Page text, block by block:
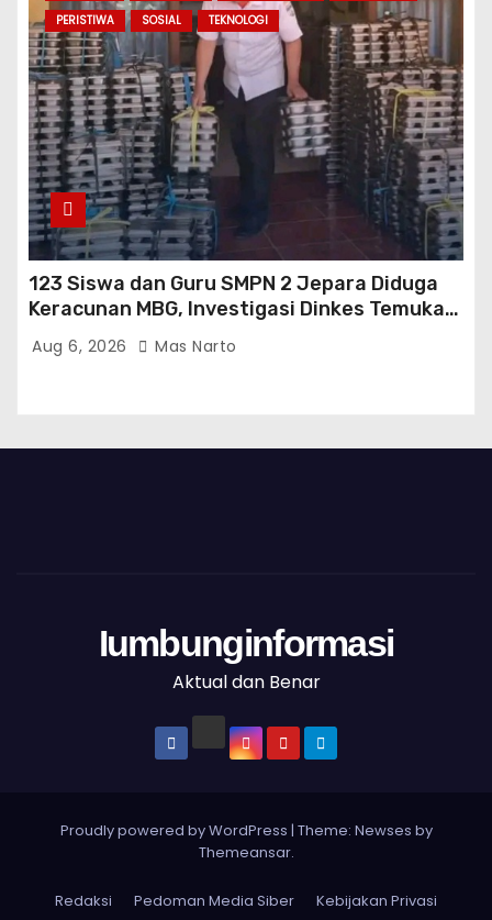
PERISTIWA
SOSIAL TEKNOLOGI
123 Siswa dan Guru SMPN 2 Jepara Diduga
Keracunan MBG, Investigasi Dinkes Temukan
Sejumlah Pelanggaran di Dapur SPPG
Aug 6, 2026 Mas Narto
Iumbunginformasi
Aktual dan Benar
Proudly powered by WordPress | Theme: Newses by
Themeansar.
Redaksi Pedoman Media Siber Kebijakan Privasi